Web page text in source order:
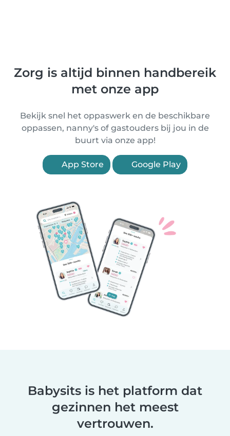
Zorg is altijd binnen handbereik
met onze app
Bekijk snel het oppaswerk en de beschikbare
oppassen, nanny's of gastouders bij jou in de
buurt via onze app!
App Store Google Play
Babysits is het platform dat
gezinnen het meest
vertrouwen.